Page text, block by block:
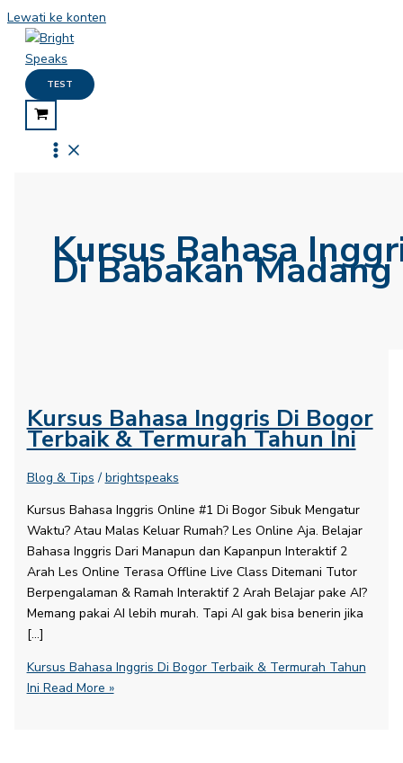
Lewati ke konten
TEST
Kursus Bahasa
Di Babakan Madang
Kursus Bahasa Inggris Di Bogor
Terbaik & Termurah Tahun Ini
Blog & Tips / brightspeaks
Kursus Bahasa Inggris Online #1 Di Bogor Sibuk Mengatur
Waktu? Atau Malas Keluar Rumah? Les Online Aja. Belajar
Bahasa Inggris Dari Manapun dan Kapanpun Interaktif 2
Arah Les Online Terasa Offline Live Class Ditemani Tutor
Berpengalaman & Ramah Interaktif 2 Arah Belajar pake AI?
Memang pakai AI lebih murah. Tapi AI gak bisa benerin jika
[…]
Kursus Bahasa Inggris Di Bogor Terbaik & Termurah Tahun
Ini Read More »